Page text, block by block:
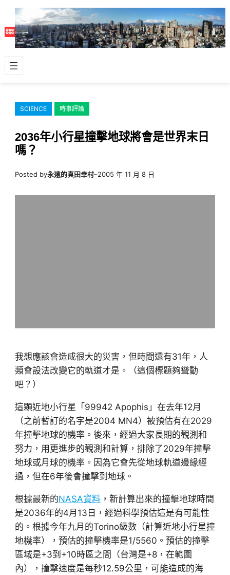
主
容
SCIENCE 時事評論
2036年小行星撞擊地球將會是世界末日
嗎？
Posted by永遠的真田幸村–2005 年 11 月 8 日
我想應該會造成很大的災害，但時間還有31年，人
類會設法改變它的軌道才是。（這個標題夠聳動
吧？）
這顆近地小行星「99942 Apophis」在去年12月
（之前暫訂的名字是2004 MN4）被預估有在2029
年撞擊地球的機率。後來，經過大家長期的觀測和
努力，用更進步的觀測和計算，排除了2029年撞擊
地球或月球的機率。因為它會先從地球軌道邊緣經
過，但在6年後會撞擊到地球。
根據最新的NASA資料，新計算出來的撞擊地球時間
是2036年的4月13日，經過科學預估這是有可能性
的。根據今年九月的Torino級數（計算近地小行星撞
地機率），預估的撞擊機率是1/5560。預估的撞擊
區域是+3到+10時區之間（台灣是+8，在範圍
內），撞擊速度是每秒12.59公里，可能造成的海